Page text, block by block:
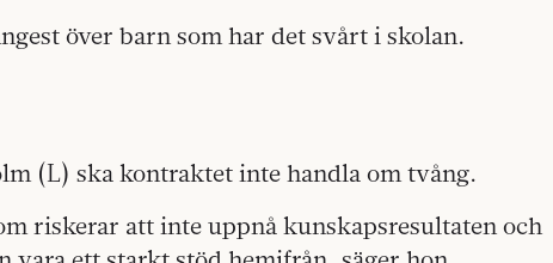
över barn som har det svårt i skolan.
(L) ska kontraktet inte handla om tvång.
riskerar att inte uppnå kunskapsresultaten och